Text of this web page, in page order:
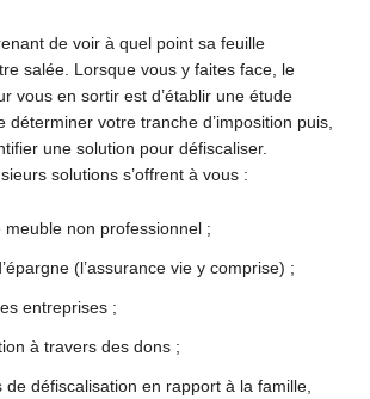
de voir à quel point sa feuille
salée. Lorsque vous y faites face, le
vous en sortir est d’établir une étude
déterminer votre tranche d’imposition puis,
une solution pour défiscaliser.
solutions s’offrent à vous :
meuble non professionnel ;
(l’assurance vie y comprise) ;
entreprises ;
à travers des dons ;
de défiscalisation en rapport à la famille,